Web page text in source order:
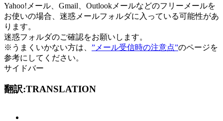
Yahoo!メール、Gmail、Outlookメールなどのフリーメールを
お使いの場合、 迷惑メールフォルダに入っている可能性があ
ります。
迷惑フォルダのご確認をお願いします。
※うまくいかない方は、 ”メール受信時の注意点”のページを
参考にしてください。
サイドバー
翻訳:TRANSLATION